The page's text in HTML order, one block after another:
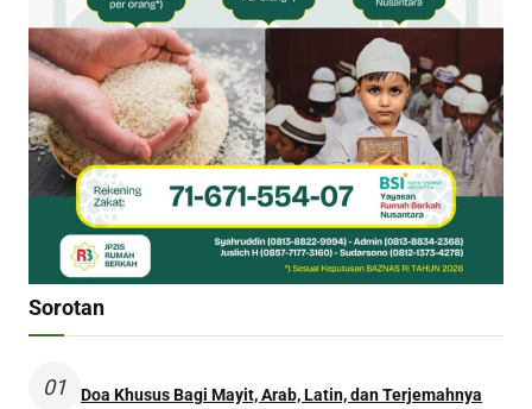
Sorotan
01 Doa Khusus Bagi Mayit, Arab, Latin, dan Terjemahnya